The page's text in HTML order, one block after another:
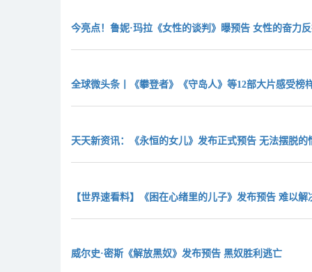
今亮点！鲁妮·玛拉《女性的谈判》曝预告 女性的奋力
全球微头条丨《攀登者》《守岛人》等12部大片感受榜
天天新资讯：《永恒的女儿》发布正式预告 无法摆脱的
【世界速看料】《困在心绪里的儿子》发布预告 难以解
威尔史·密斯《解放黑奴》发布预告 黑奴胜利逃亡